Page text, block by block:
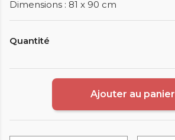
Dimensions : 81 x 90 cm
Quantité
Ajouter au panier